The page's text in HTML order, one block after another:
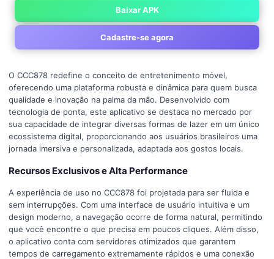
Baixar APK
Cadastre-se agora
O CCC878 redefine o conceito de entretenimento móvel,
oferecendo uma plataforma robusta e dinâmica para quem busca
qualidade e inovação na palma da mão. Desenvolvido com
tecnologia de ponta, este aplicativo se destaca no mercado por
sua capacidade de integrar diversas formas de lazer em um único
ecossistema digital, proporcionando aos usuários brasileiros uma
jornada imersiva e personalizada, adaptada aos gostos locais.
Recursos Exclusivos e Alta Performance
A experiência de uso no CCC878 foi projetada para ser fluida e
sem interrupções. Com uma interface de usuário intuitiva e um
design moderno, a navegação ocorre de forma natural, permitindo
que você encontre o que precisa em poucos cliques. Além disso,
o aplicativo conta com servidores otimizados que garantem
tempos de carregamento extremamente rápidos e uma conexão